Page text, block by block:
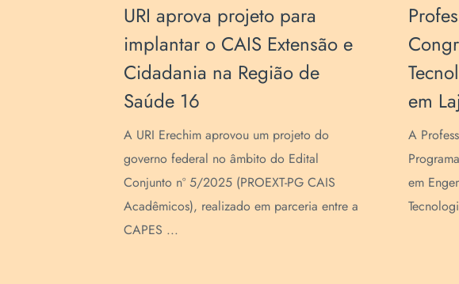
URI aprova projeto para
implantar o CAIS Extensão e
Cidadania na Região de
Saúde 16
A URI Erechim aprovou um projeto do
governo federal no âmbito do Edital
Conjunto nº 5/2025 (PROEXT-PG CAIS
Acadêmicos), realizado em parceria entre a
CAPES ...
em
A
em